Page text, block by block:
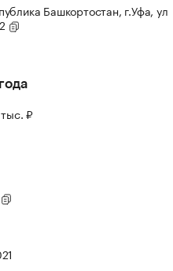
Башкортостан, г.Уфа, ул
₽